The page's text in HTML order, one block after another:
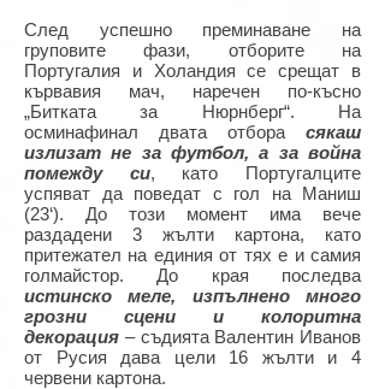
След успешно преминаване на
груповите фази, отборите на
Португалия и Холандия се срещат в
кървавия мач, наречен по-късно
„Битката за Нюрнберг“. На
осминафинал двата отбора сякаш
излизат не за футбол, а за война
помежду си, като Португалците
успяват да поведат с гол на Маниш
(23‘). До този момент има вече
раздадени 3 жълти картона, като
притежател на единия от тях е и самия
голмайстор.До края последва
истинско меле, изпълнено много
грозни сцени и колоритна
декорация – съдията Валентин Иванов
от Русия дава цели 16 жълти и 4
червени картона.